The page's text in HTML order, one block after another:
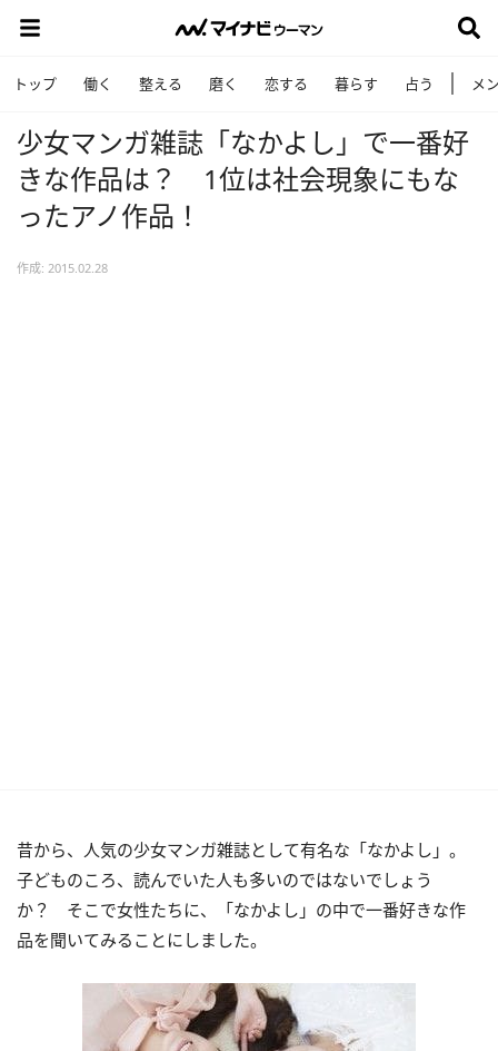
トップ 働く 整える 磨く 恋する 暮らす 占う メ
少女マンガ雑誌「なかよし」で一番好
きな作品は？ 1位は社会現象にもな
ったアノ作品！
作成: 2015.02.28
昔から、人気の少女マンガ雑誌として有名な「なかよし」。
子どものころ、読んでいた人も多いのではないでしょう
か？ そこで女性たちに、「なかよし」の中で一番好きな作
品を聞いてみることにしました。